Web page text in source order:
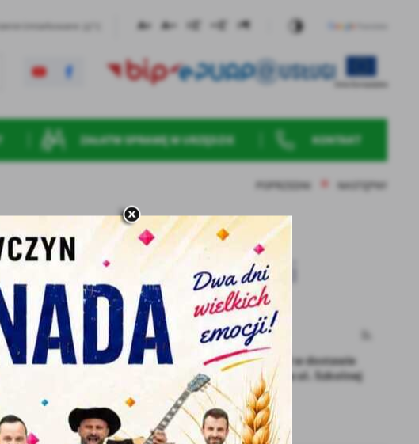
ZAŁATW SPRAWĘ W URZĘDZIE KONTAKT
POPRZEDNI NASTĘPNY
aby wspólnie
zajęć sportowych
dzień w rodzinnej
Pozostałe
aktualności
11 - 06 - 2026
Ogłoszenie ZGK - braki w dostawie
wody w Strawcyznie na ul. Szkolnej